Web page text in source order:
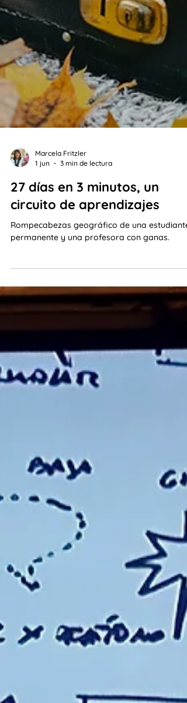
1 jun
3 min de lectura
27 días en 3 minutos, un
circuito de aprendizajes